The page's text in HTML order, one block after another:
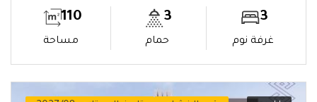
3
غرفة نوم
3
حمام
110
مساحة